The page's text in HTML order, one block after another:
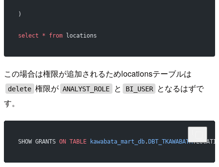
)
select * from locations
この場合は権限が追加されるためlocationsテーブルは
delete 権限が ANALYST_ROLE と BI_USER
となるはずで
す。
SHOW GRANTS ON TABLE kawabata_mart_db. DBT_TKAWABATA